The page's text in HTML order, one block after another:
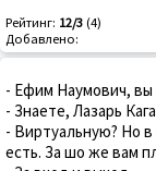
Рейтинг: 12/3 (4)
Добавлено:
- Ефим Наумович, вы
- Знаете, Лазарь
- Виртуальную? Но
есть. За шо же вам